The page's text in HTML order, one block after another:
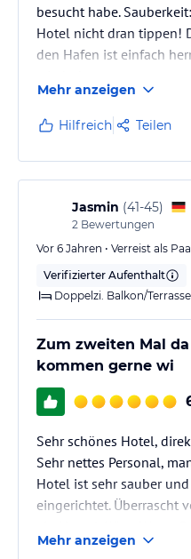
besucht habe.
Hotel nicht dran tippen!
den Hafen ist einfach
Mehr anzeigen
Hilfreich Teilen
Jasmin (41-45)
2 Bewertungen
Vor 6 Jahren • Verreist als
Verifizierter Aufenthalt
Doppelzi. Balkon/Terrasse
Zum zweiten Mal
kommen gerne wi
Sehr schönes Hotel,
Sehr nettes Personal,
Hotel ist sehr sauber
eingerichtet. Überrascht
und frisches Obst. Alles
Mehr anzeigen